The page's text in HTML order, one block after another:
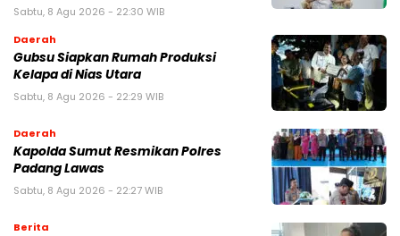
Sabtu, 8 Agu 2026 - 22:30 WIB
Daerah
Gubsu Siapkan Rumah Produksi
Kelapa di Nias Utara
Sabtu, 8 Agu 2026 - 22:29 WIB
Daerah
Kapolda Sumut Resmikan Polres
Padang Lawas
Sabtu, 8 Agu 2026 - 22:27 WIB
Berita